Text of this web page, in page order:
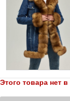
Этого товара нет